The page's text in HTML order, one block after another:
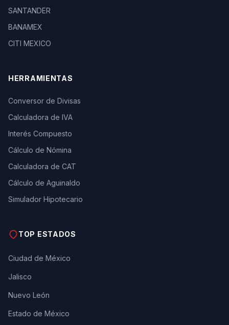
SANTANDER
BANAMEX
CITI MEXICO
HERRAMIENTAS
Conversor de Divisas
Calculadora de IVA
Interés Compuesto
Cálculo de Nómina
Calculadora de CAT
Cálculo de Aguinaldo
Simulador Hipotecario
TOP ESTADOS
Ciudad de México
Jalisco
Nuevo León
Estado de México